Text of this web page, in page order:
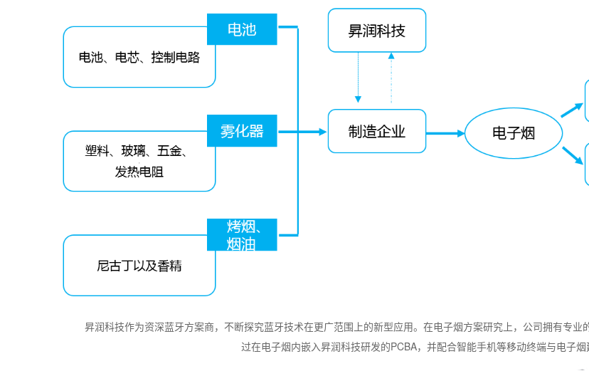
昇润科技作为资深蓝牙方案商，不断探究蓝牙技术在更广范围上的新型应用。在电子烟方案研究上，公司拥有专
过在电子烟内嵌入昇润科技研发的PCBA，并配合智能手机等移动终端与电子烟